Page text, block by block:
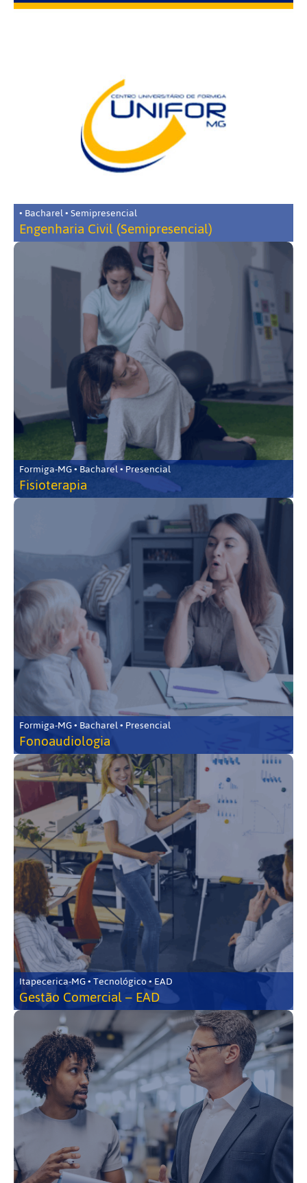
• Bacharel • Semipresencial
Engenharia Civil (Semipresencial)
Formiga-MG • Bacharel • Presencial
Fisioterapia
Formiga-MG • Bacharel • Presencial
Fonoaudiologia
Itapecerica-MG • Tecnológico • EAD
Gestão Comercial – EAD